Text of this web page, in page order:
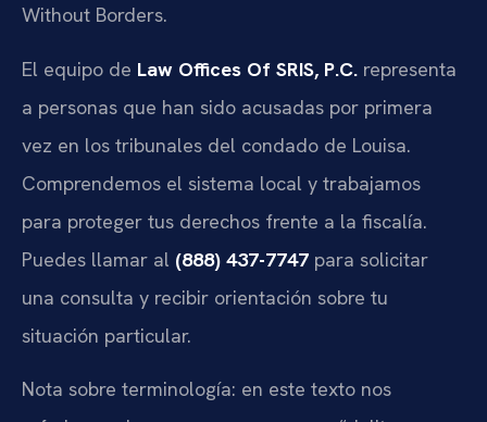
Without Borders.
El equipo de Law Offices Of SRIS, P.C. representa
a personas que han sido acusadas por primera
vez en los tribunales del condado de Louisa.
Comprendemos el sistema local y trabajamos
para proteger tus derechos frente a la fiscalía.
Puedes llamar al (888) 437-7747 para solicitar
una consulta y recibir orientación sobre tu
situación particular.
Nota sobre terminología: en este texto nos